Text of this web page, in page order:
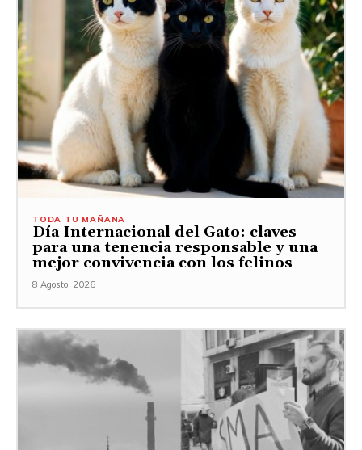
TODA TU MAÑANA
Día Internacional del Gato: claves
para una tenencia responsable y una
mejor convivencia con los felinos
8 Agosto, 2026